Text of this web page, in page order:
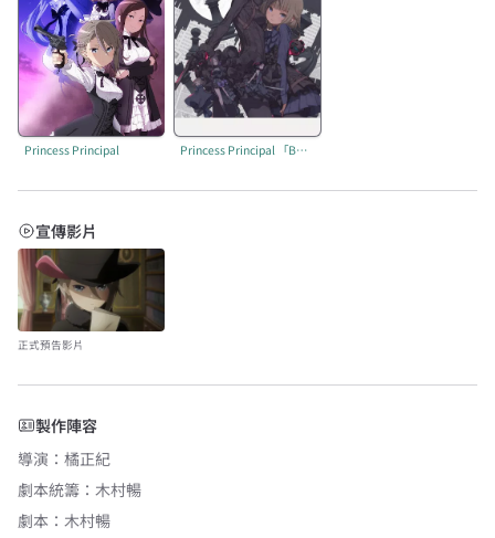
Princess Principal Princess Principal 「BUSY EASY MONEY」
宣傳影片
正式預告影片
製作陣容
導演 ： 橘正紀
劇本統籌 ： 木村暢
劇本 ： 木村暢